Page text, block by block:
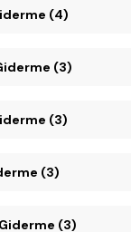
(4)
Giderme (3)
Giderme (3)
Giderme (3)
Leke Giderme (3)